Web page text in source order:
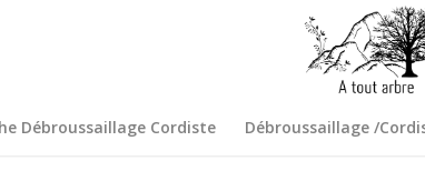
Débroussaillage Cordiste Débroussaillage /